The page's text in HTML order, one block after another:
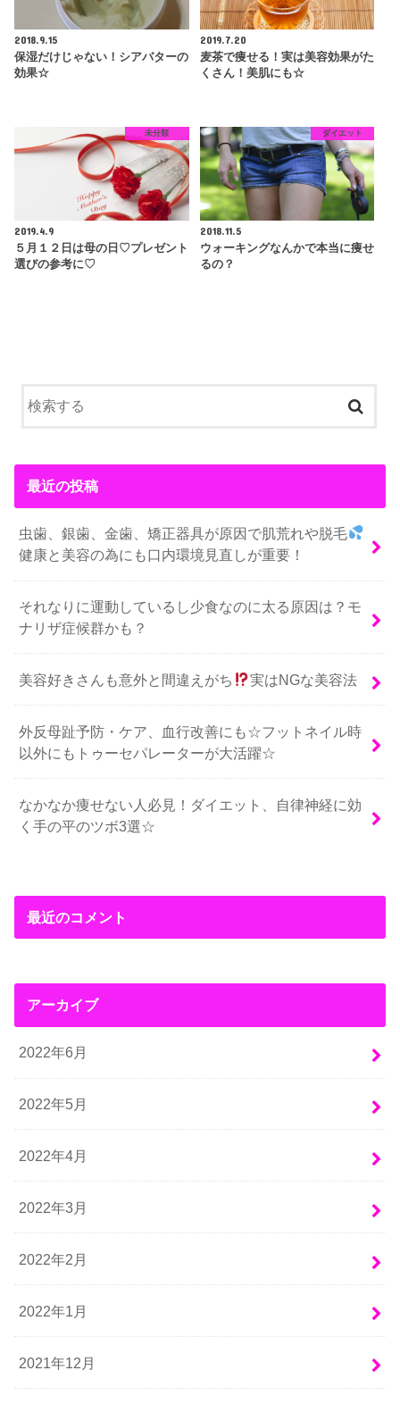
2018.9.15
保湿だけじゃない！シアバターの
効果☆
2019.7.20
麦茶で痩せる！実は美容効果がた
くさん！美肌にも☆
未分類
2019.4.9
５月１２日は母の日♡プレゼント
選びの参考に♡
ダイエット
2018.11.5
ウォーキングなんかで本当に痩せ
るの？
最近の投稿
虫歯、銀歯、金歯、矯正器具が原因で肌荒れや脱毛
健康と美容の為にも口内環境見直しが重要！
それなりに運動しているし少食なのに太る原因は？モ
ナリザ症候群かも？
美容好きさんも意外と間違えがち 実はNGな美容法
外反母趾予防・ケア、血行改善にも☆フットネイル時
以外にもトゥーセパレーターが大活躍☆
なかなか痩せない人必見！ダイエット、自律神経に効
く手の平のツボ3選☆
最近のコメント
アーカイブ
2022年6月
2022年5月
2022年4月
2022年3月
2022年2月
2022年1月
2021年12月